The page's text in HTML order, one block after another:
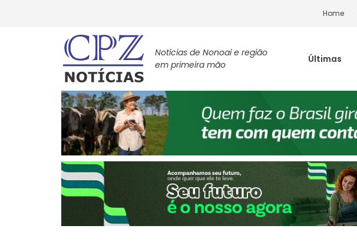
Home
Notícias de Nonoai e região
em primeira mão
Últimas